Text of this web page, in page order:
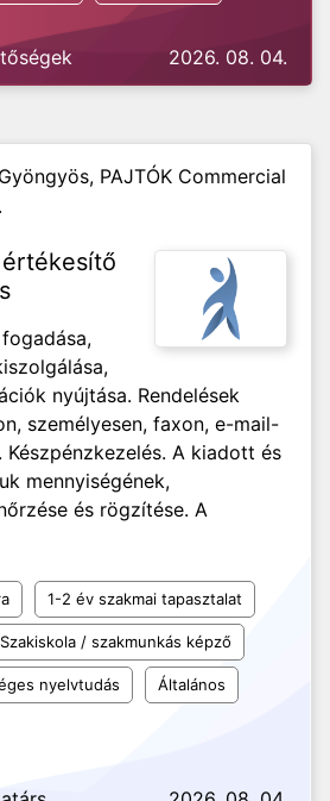
2026. 08. 04.
Gyöngyös, PAJTÓK Commercial
nyújtása. Rendelések
személyesen, faxon, e-mail-
Készpénzkezelés. A kiadott és
mennyiségének,
és rögzítése. A
1-2 év szakmai tapasztalat
Szakiskola / szakmunkás képző
nyelvtudás Általános